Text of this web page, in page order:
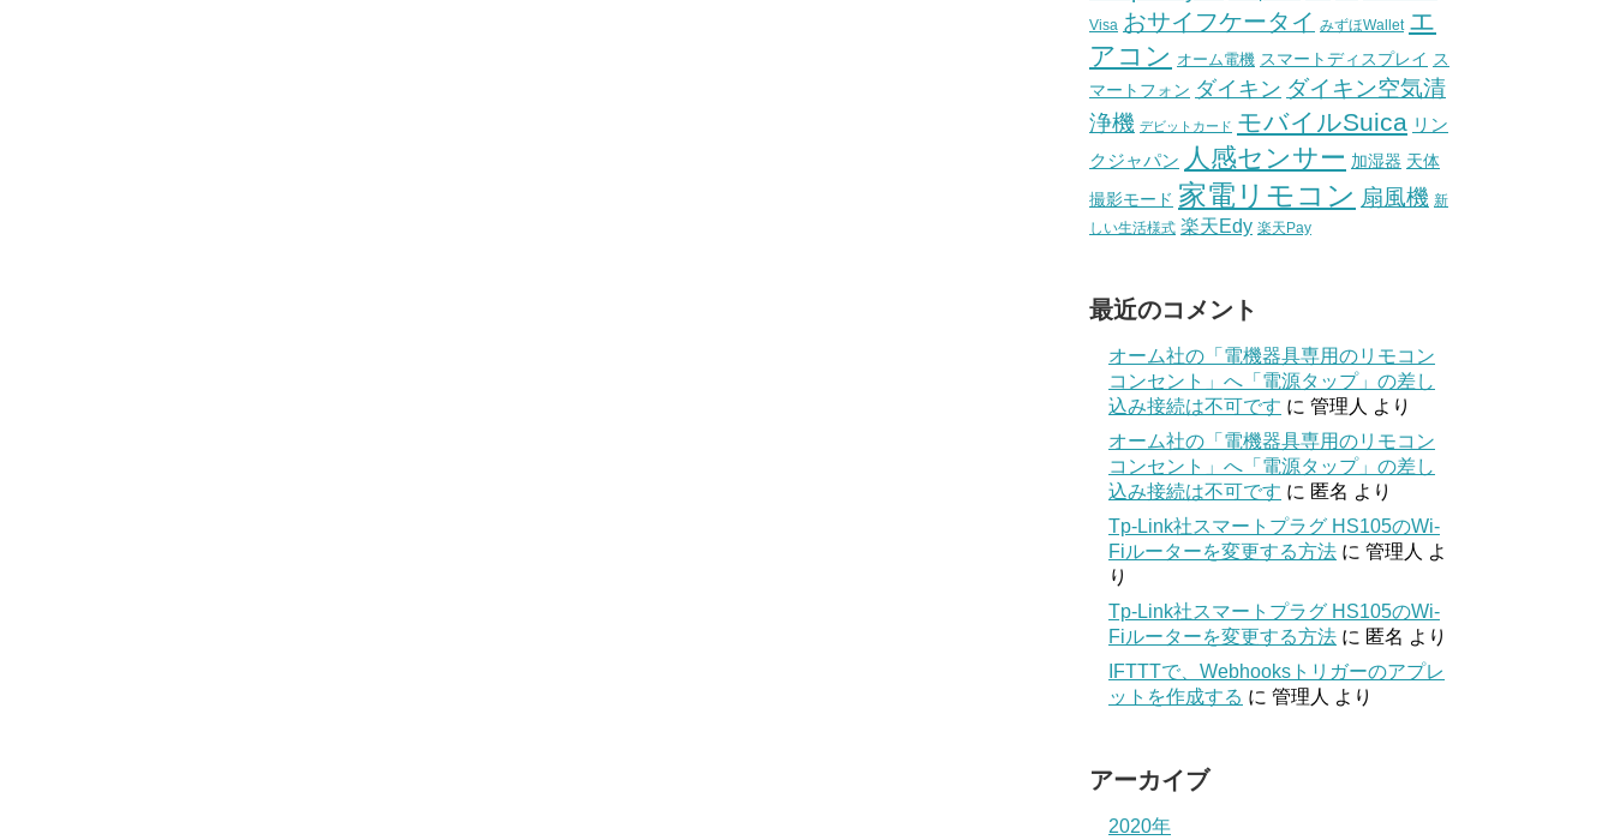
Visa おサイフケータイ みずほWallet エ
アコン オーム電機 スマートディスプレイ ス
マートフォン ダイキン ダイキン空気清
浄機 デビットカード モバイルSuica リン
クジャパン 人感センサー 加湿器 天体
撮影モード 家電リモコン 扇風機 新
しい生活様式 楽天Edy 楽天Pay
最近のコメント
オーム社の「電機器具専用のリモコン
コンセント」へ「電源タップ」の差し
込み接続は不可です に 管理人 より
オーム社の「電機器具専用のリモコン
コンセント」へ「電源タップ」の差し
込み接続は不可です に 匿名 より
Tp-Link社スマートプラグ HS105のWi-
Fiルーターを変更する方法 に 管理人 よ
り
Tp-Link社スマートプラグ HS105のWi-
Fiルーターを変更する方法 に 匿名 より
IFTTTで、Webhooksトリガーのアプレ
ットを作成する に 管理人 より
アーカイブ
2020年